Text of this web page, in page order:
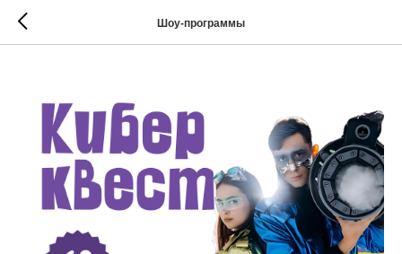
Шоу-программы